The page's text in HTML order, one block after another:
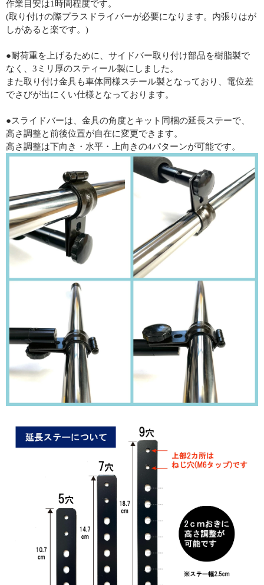
作業目安は1時間程度です。
(取り付けの際プラスドライバーが必要になります。内張りはが
しがあると楽です。)
●耐荷重を上げるために、サイドバー取り付け部品を樹脂製で
なく、3ミリ厚のスティール製にしました。
また取り付け金具も車体同様スチール製となっており、電位差
でさびが出にくい仕様となっております。
●スライドバーは、金具の角度とキット同梱の延長ステーで、
高さ調整と前後位置が自在に変更できます。
高さ調整は下向き・水平・上向きの4パターンが可能です。